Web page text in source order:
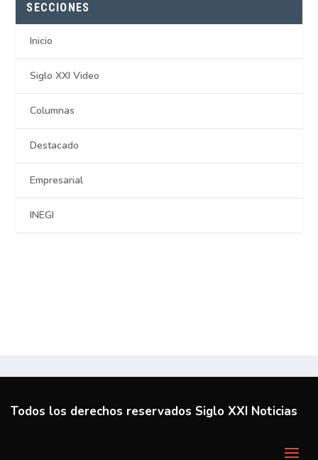
SECCIONES
Inicio
Siglo XXI Video
Columnas
Destacado
Empresarial
INEGI
Todos los derechos reservados Siglo XXI Noticias